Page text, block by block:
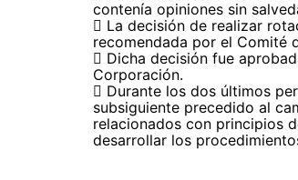
contenía opiniones sin
 La decisión de realizar
recomendada por el Comité
 Dicha decisión fue
Corporación.
 Durante los dos últimos
subsiguiente precedido al
relacionados con principios
desarrollar los